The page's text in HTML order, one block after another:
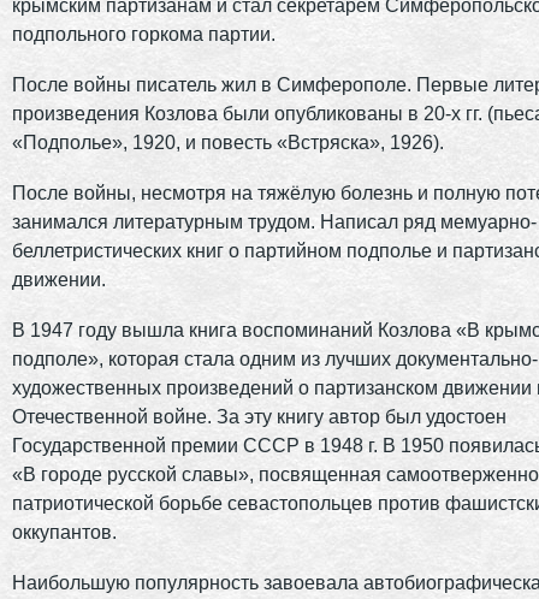
крымским партизанам и стал секретарём
подпольного горкома партии.
После войны писатель жил в Симферополе. Первые
произведения Козлова были опубликованы в 20-х гг.
«Подполье», 1920, и повесть «Встряска», 1926).
После войны, несмотря на тяжёлую болезнь и полную
занимался литературным трудом. Написал ряд мемуарно-
беллетристических книг о партийном подполье и
движении.
В 1947 году вышла книга воспоминаний Козлова «В
подполе», которая стала одним из лучших документально-
художественных произведений о партизанском движении
Отечественной войне. За эту книгу автор был удостоен
Государственной премии СССР в 1948 г. В 1950
«В городе русской славы», посвященная
патриотической борьбе севастопольцев против
оккупантов.
Наибольшую популярность завоевала